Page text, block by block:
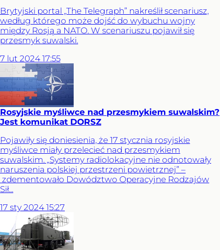
Brytyjski portal „The Telegraph” nakreślił scenariusz,
według którego może dojść do wybuchu wojny
między Rosją a NATO. W scenariuszu pojawił się
przesmyk suwalski.
7 lut 2024 17:55
Rosyjskie myśliwce nad przesmykiem suwalskim?
Jest komunikat DORSZ
Pojawiły się doniesienia, że 17 stycznia rosyjskie
myśliwce miały przelecieć nad przesmykiem
suwalskim. „Systemy radiolokacyjne nie odnotowały
naruszenia polskiej przestrzeni powietrznej” –
zdementowało Dowództwo Operacyjne Rodzajów
Sił...
17 sty 2024 15:27